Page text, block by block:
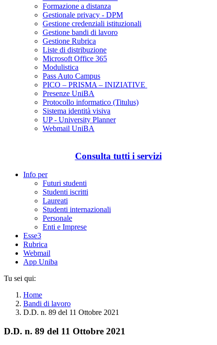
Formazione a distanza
Gestionale privacy - DPM
Gestione credenziali istituzionali
Gestione bandi di lavoro
Gestione Rubrica
Liste di distribuzione
Microsoft Office 365
Modulistica
Pass Auto Campus
PICO – PRISMA – INIZIATIVE
Presenze UniBA
Protocollo informatico (Titulus)
Sistema identità visiva
UP - University Planner
Webmail UniBA
Consulta tutti i servizi
Info per
Futuri studenti
Studenti iscritti
Laureati
Studenti internazionali
Personale
Enti e Imprese
Esse3
Rubrica
Webmail
App Uniba
Tu sei qui:
Home
Bandi di lavoro
D.D. n. 89 del 11 Ottobre 2021
D.D. n. 89 del 11 Ottobre 2021